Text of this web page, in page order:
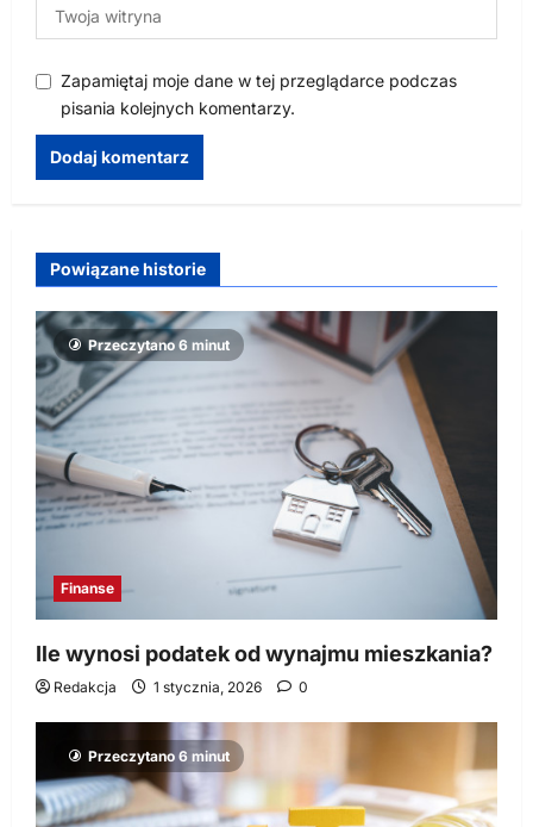
Zapamiętaj moje dane w tej przeglądarce podczas
pisania kolejnych komentarzy.
Powiązane historie
Przeczytano 6 minut
Finanse
Ile wynosi podatek od wynajmu mieszkania?
Redakcja 1 stycznia, 2026 0
Przeczytano 6 minut